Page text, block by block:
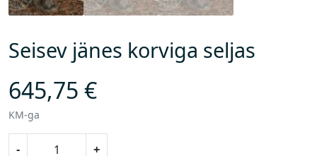
Seisev jänes korviga seljas
645,75 €
KM-ga
- +